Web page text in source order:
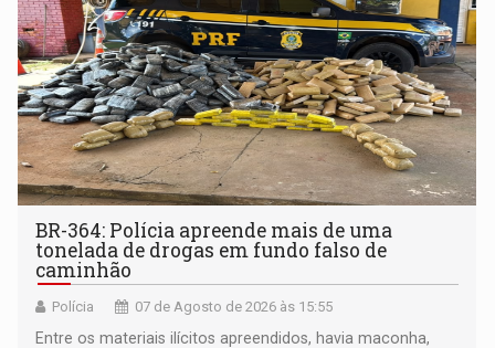
BR-364: Polícia apreende mais de uma
tonelada de drogas em fundo falso de
caminhão
Polícia 07 de Agosto de 2026 às 15:55
Entre os materiais ilícitos apreendidos, havia maconha,